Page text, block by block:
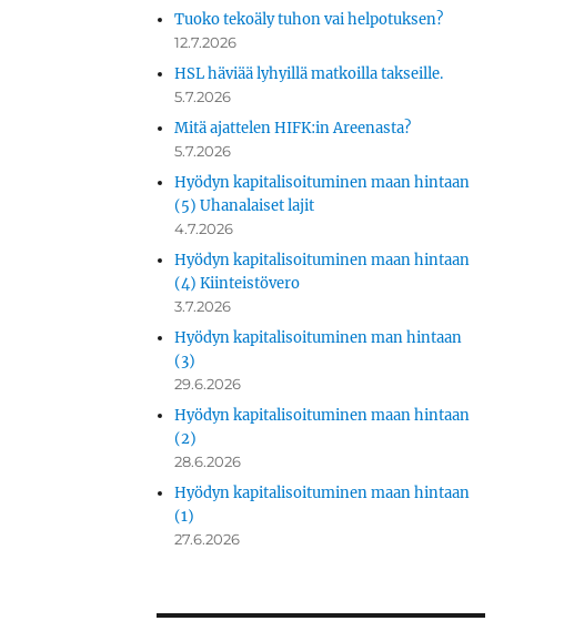
Tuoko tekoäly tuhon vai helpotuksen?
12.7.2026
HSL häviää lyhyillä matkoilla takseille.
5.7.2026
Mitä ajattelen HIFK:in Areenasta?
5.7.2026
Hyödyn kapitalisoituminen maan hintaan
(5) Uhanalaiset lajit
4.7.2026
Hyödyn kapitalisoituminen maan hintaan
(4) Kiinteistövero
3.7.2026
Hyödyn kapitalisoituminen man hintaan
(3)
29.6.2026
Hyödyn kapitalisoituminen maan hintaan
(2)
28.6.2026
Hyödyn kapitalisoituminen maan hintaan
(1)
27.6.2026